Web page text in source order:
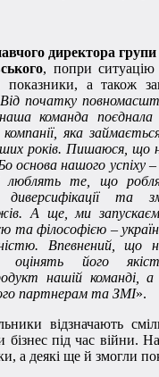
директора
, попри ситуацію
показники, а також
Від початку
команда
яка
років. Пишаюся, що
основа нашого успіху
люблять те, що
та
А ще, ми
та філософією –
Впевнений, що
оцінять його
нашій команді, а
партнерам та ЗМІ».
відзначають
бізнес під час війни.
а деякі ще й змогли